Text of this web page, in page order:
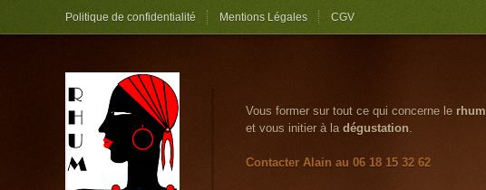
Politique de confidentialité Mentions Légales CGV
Vous former sur tout ce qui concerne le rhum
et vous initier à la dégustation.
Contacter Alain au 06 18 15 32 62